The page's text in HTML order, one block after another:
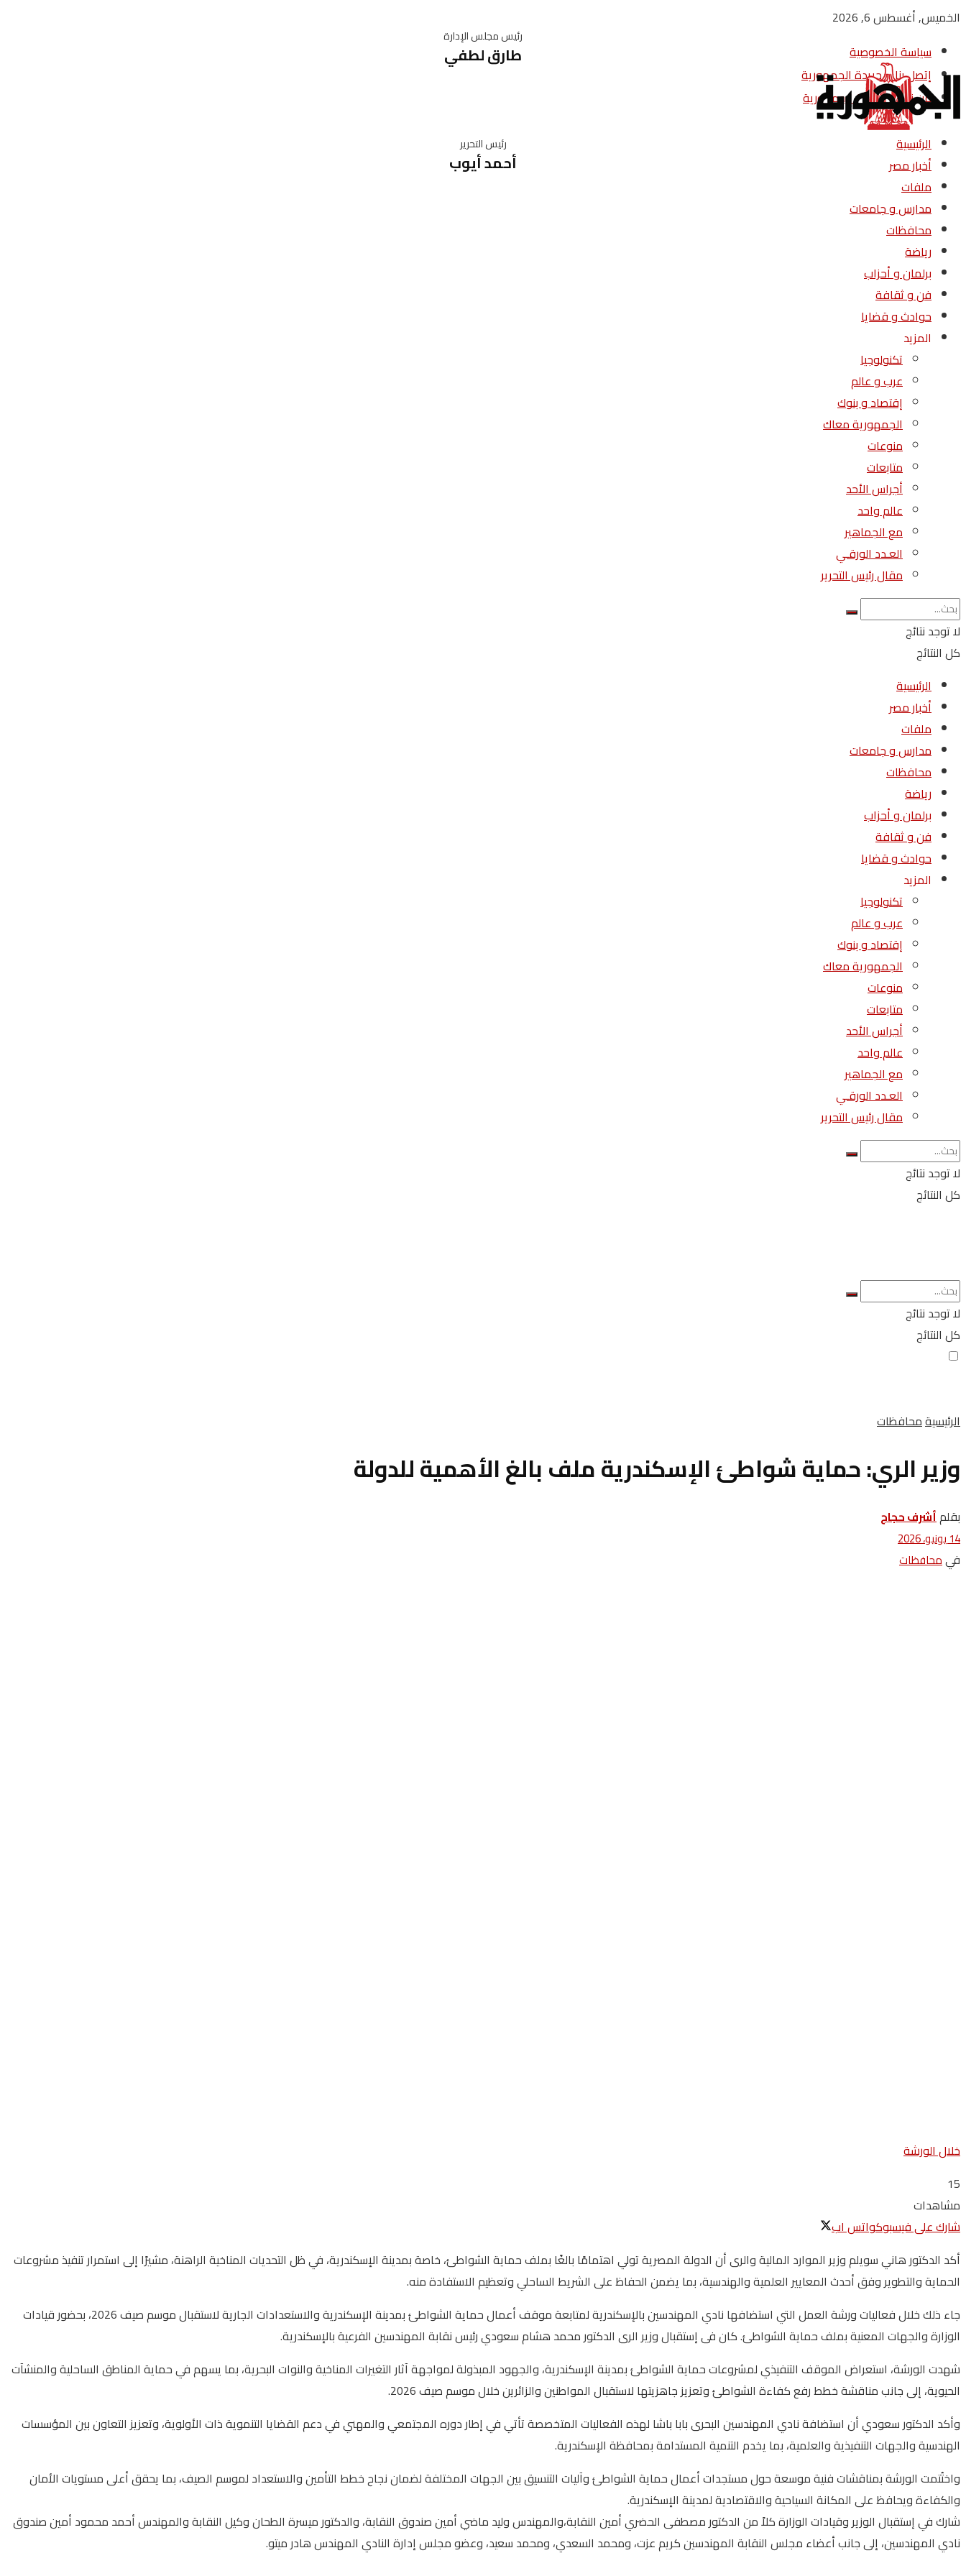
الخميس, أغسطس 6, 2026
سياسة الخصوصية
إتصل بنا – جريدة الجمهورية
من نحن – جريدة الجمهورية
رئيس مجلس الإدارة
طارق لطفي
رئيس التحرير
أحمد أيوب
الرئيسية
أخبار مصر
ملفات
مدارس و جامعات
محافظات
رياضة
برلمان و أحزاب
فن و ثقافة
حوادث و قضايا
المزيد
تكنولوجيا
عرب و عالم
إقتصاد و بنوك
الجمهورية معاك
منوعات
متابعات
أجراس الأحد
عالم واحد
مع الجماهير
العـدد الورقـي
مقال رئيس التحرير
لا توجد نتائج
كل النتائج
الرئيسية
أخبار مصر
ملفات
مدارس و جامعات
محافظات
رياضة
برلمان و أحزاب
فن و ثقافة
حوادث و قضايا
المزيد
تكنولوجيا
عرب و عالم
إقتصاد و بنوك
الجمهورية معاك
منوعات
متابعات
أجراس الأحد
عالم واحد
مع الجماهير
العـدد الورقـي
مقال رئيس التحرير
لا توجد نتائج
كل النتائج
لا توجد نتائج
كل النتائج
الرئيسيةمحافظات
وزير الري: حماية شواطئ الإسكندرية ملف بالغ الأهمية للدولة
بقلمأشرف حجاج
14 يونيو، 2026
فيمحافظات
خلال الورشة
15
مشاهدات
شارك على فيسبوكواتس اب
أكد الدكتور هاني سويلم وزير الموارد المالية والرى أن الدولة المصرية تولي اهتمامًا بالغًا بملف حماية الشواطئ، خاصة بمدينة الإسكندرية، في ظل التحديات المناخية الراهنة، مشيرًا إلى استمرار تنفيذ مشروعات
الحماية والتطوير وفق أحدث المعايير العلمية والهندسية، بما يضمن الحفاظ على الشريط الساحلي وتعظيم الاستفادة منه.
جاء ذلك خلال فعاليات ورشة العمل التي استضافها نادي المهندسين بالإسكندرية لمتابعة موقف أعمال حماية الشواطئ بمدينة الإسكندرية والاستعدادات الجارية لاستقبال موسم صيف 2026، بحضور قيادات
الوزارة والجهات المعنية بملف حماية الشواطئ. كان فى إستقبال وزير الرى الدكتور محمد هشام سعودي رئيس نقابة المهندسين الفرعية بالإسكندرية.
شهدت الورشة، استعراض الموقف التنفيذي لمشروعات حماية الشواطئ بمدينة الإسكندرية، والجهود المبذولة لمواجهة آثار التغيرات المناخية والنوات البحرية، بما يسهم في حماية المناطق الساحلية والمنشآت
الحيوية، إلى جانب مناقشة خطط رفع كفاءة الشواطئ وتعزيز جاهزيتها لاستقبال المواطنين والزائرين خلال موسم صيف 2026.
وأكد الدكتور سعودي أن استضافة نادي المهندسين البحرى بابا باشا لهذه الفعاليات المتخصصة تأتي في إطار دوره المجتمعي والمهني في دعم القضايا التنموية ذات الأولوية، وتعزيز التعاون بين المؤسسات
الهندسية والجهات التنفيذية والعلمية، بما يخدم التنمية المستدامة بمحافظة الإسكندرية.
واختُتمت الورشة بمناقشات فنية موسعة حول مستجدات أعمال حماية الشواطئ وآليات التنسيق بين الجهات المختلفة لضمان نجاح خطط التأمين والاستعداد لموسم الصيف، بما يحقق أعلى مستويات الأمان
والكفاءة ويحافظ على المكانة السياحية والاقتصادية لمدينة الإسكندرية.
شارك في إستقبال الوزير وقيادات الوزارة كلاً من الدكتور مصطفى الحضري أمين النقابة،والمهندس وليد ماضي أمين صندوق النقابة، والدكتور ميسرة الطحان وكيل النقابة والمهندس أحمد محمود أمين صندوق
نادي المهندسين، إلى جانب أعضاء مجلس النقابة المهندسين كريم عزت، ومحمد السعدي، ومحمد سعيد، وعضو مجلس إدارة النادي المهندس هادر ميتو.